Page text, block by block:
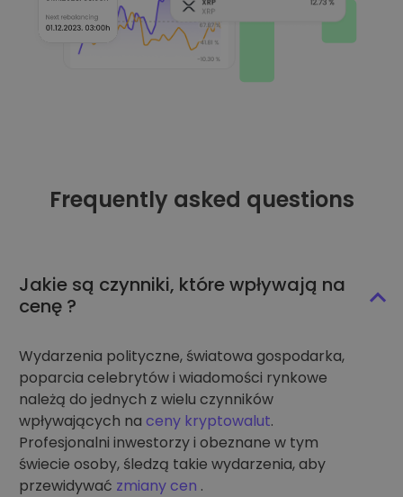
Frequently asked questions
Jakie są czynniki, które wpływają na
cenę ?
Wydarzenia polityczne, światowa gospodarka,
poparcia celebrytów i wiadomości rynkowe
należą do jednych z wielu czynników
wpływających na ceny kryptowalut.
Profesjonalni inwestorzy i obeznane w tym
świecie osoby, śledzą takie wydarzenia, aby
przewidywać zmiany cen .